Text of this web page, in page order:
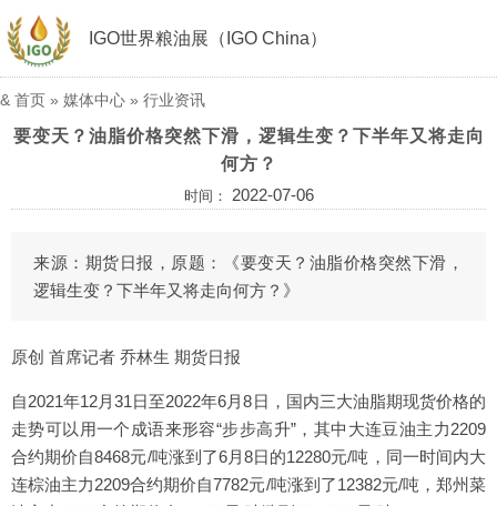
IGO世界粮油展（IGO China）
& 首页 » 媒体中心 » 行业资讯
要变天？油脂价格突然下滑，逻辑生变？下半年又将走向
何方？
时间： 2022-07-06
来源：期货日报，原题：《要变天？油脂价格突然下滑，
逻辑生变？下半年又将走向何方？》
原创 首席记者 乔林生 期货日报
自2021年12月31日至2022年6月8日，国内三大油脂期现货价格的
走势可以用一个成语来形容“步步高升”，其中大连豆油主力2209
合约期价自8468元/吨涨到了6月8日的12280元/吨，同一时间内大
连棕油主力2209合约期价自7782元/吨涨到了12382元/吨，郑州菜